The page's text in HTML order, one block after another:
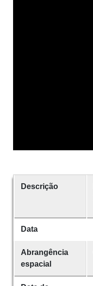
Descrição
Data
Abrangência
espacial